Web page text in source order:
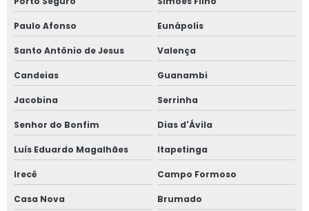
Paulo Afonso Eunápolis
Santo Antônio de Jesus Valença
Candeias Guanambi
Jacobina Serrinha
Senhor do Bonfim Dias d'Ávila
Luís Eduardo Magalhães Itapetinga
Irecê Campo Formoso
Casa Nova Brumado